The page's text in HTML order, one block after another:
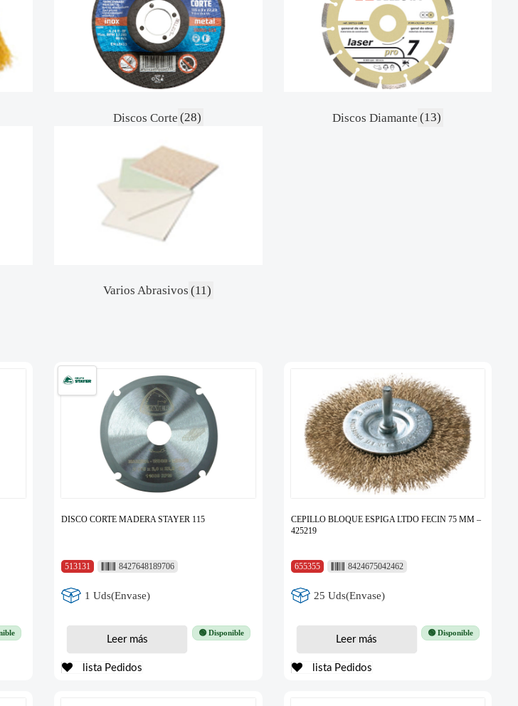
Discos Corte (28) Discos Diamante (13)
Varios Abrasivos (11)
DISCO CORTE MADERA STAYER 115
513131 8427648189706
1 Uds(Envase)
🟢 Disponible
Leer más
lista Pedidos
CEPILLO BLOQUE ESPIGA LTDO FECIN 75 MM –
425219
655355 8424675042462
25 Uds(Envase)
🟢 Disponible
Leer más
lista Pedidos